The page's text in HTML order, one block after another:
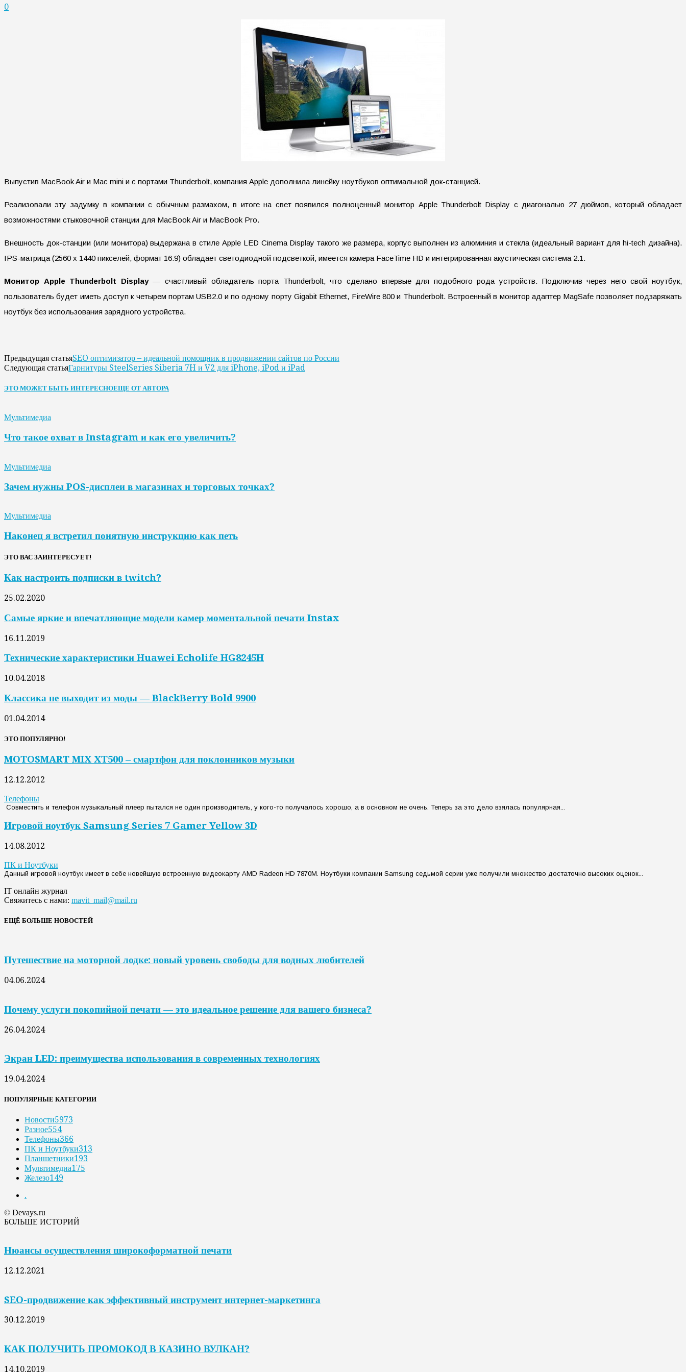
0
Выпустив MacBook Air и Mac mini и с портами Thunderbolt, компания Apple дополнила линейку ноутбуков оптимальной док-станцией.
Реализовали эту задумку в компании с обычным размахом, в итоге на свет появился полноценный монитор Apple Thunderbolt Display с диагональю 27 дюймов, который обладает
возможностями стыковочной станции для MacBook Air и MacBook Pro.
Внешность док-станции (или монитора) выдержана в стиле Apple LED Cinema Display такого же размера, корпус выполнен из алюминия и стекла (идеальный вариант для hi-tech дизайна).
IPS-матрица (2560 х 1440 пикселей, формат 16:9) обладает светодиодной подсветкой, имеется камера FaceTime HD и интегрированная акустическая система 2.1.
Монитор Apple Thunderbolt Display— счастливый обладатель порта Thunderbolt, что сделано впервые для подобного рода устройств. Подключив через него свой ноутбук,
пользователь будет иметь доступ к четырем портам USB2.0 и по одному порту Gigabit Ethernet, FireWire 800 и Thunderbolt. Встроенный в монитор адаптер MagSafe позволяет подзаряжать
ноутбук без использования зарядного устройства.
Предыдущая статьяSEO оптимизатор – идеальной помощник в продвижении сайтов по России
Следующая статьяГарнитуры SteelSeries Siberia 7H и V2 для iPhone, iPod и iPad
ЭТО МОЖЕТ БЫТЬ ИНТЕРЕСНОЕЩЕ ОТ АВТОРА
Мультимедиа
Что такое охват в Instagram и как его увеличить?
Мультимедиа
Зачем нужны POS-дисплеи в магазинах и торговых точках?
Мультимедиа
Наконец я встретил понятную инструкцию как петь
ЭТО ВАС ЗАИНТЕРЕСУЕТ!
Как настроить подписки в twitch?
25.02.2020
Самые яркие и впечатляющие модели камер моментальной печати Instax
16.11.2019
Технические характеристики Huawei Echolife HG8245H
10.04.2018
Классика не выходит из моды — BlackBerry Bold 9900
01.04.2014
ЭТО ПОПУЛЯРНО!
MOTOSMART MIX XT500 – смартфон для поклонников музыки
12.12.2012
Телефоны
Совместить и телефон музыкальный плеер пытался не один производитель, у кого-то получалось хорошо, а в основном не очень. Теперь за это дело взялась популярная...
Игровой ноутбук Samsung Series 7 Gamer Yellow 3D
14.08.2012
ПК и Ноутбуки
Данный игровой ноутбук имеет в себе новейшую встроенную видеокарту AMD Radeon HD 7870M. Ноутбуки компании Samsung седьмой серии уже получили множество достаточно высоких оценок...
IT онлайн журнал
Свяжитесь с нами: mavit_mail@mail.ru
ЕЩЁ БОЛЬШЕ НОВОСТЕЙ
Путешествие на моторной лодке: новый уровень свободы для водных любителей
04.06.2024
Почему услуги покопийной печати — это идеальное решение для вашего бизнеса?
26.04.2024
Экран LED: преимущества использования в современных технологиях
19.04.2024
ПОПУЛЯРНЫЕ КАТЕГОРИИ
Новости5973
Разное554
Телефоны366
ПК и Ноутбуки313
Планшетники193
Мультимедиа175
Железо149
.
© Devays.ru
БОЛЬШЕ ИСТОРИЙ
Нюансы осуществления широкоформатной печати
12.12.2021
SEO-продвижение как эффективный инструмент интернет-маркетинга
30.12.2019
КАК ПОЛУЧИТЬ ПРОМОКОД В КАЗИНО ВУЛКАН?
14.10.2019